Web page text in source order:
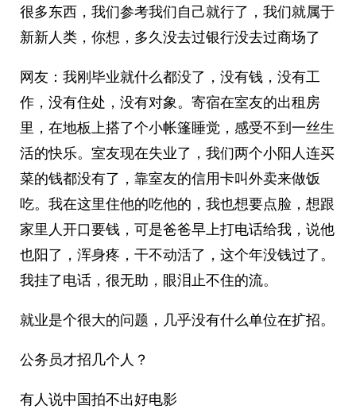
很多东西，我们参考我们自己就行了，我们就属于
新新人类，你想，多久没去过银行没去过商场了
网友：我刚毕业就什么都没了，没有钱，没有工
作，没有住处，没有对象。寄宿在室友的出租房
里，在地板上搭了个小帐篷睡觉，感受不到一丝生
活的快乐。室友现在失业了，我们两个小阳人连买
菜的钱都没有了，靠室友的信用卡叫外卖来做饭
吃。我在这里住他的吃他的，我也想要点脸，想跟
家里人开口要钱，可是爸爸早上打电话给我，说他
也阳了，浑身疼，干不动活了，这个年没钱过了。
我挂了电话，很无助，眼泪止不住的流。
就业是个很大的问题，几乎没有什么单位在扩招。
公务员才招几个人？
有人说中国拍不出好电影